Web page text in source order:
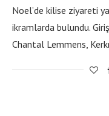
Noel’de kilise ziyareti
ikramlarda bulundu.
Chantal Lemmens,